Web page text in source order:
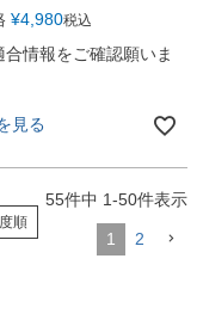
¥4,980税込
合情報をご確認願いま
見る
順
55件中 1-50件表示
1 2